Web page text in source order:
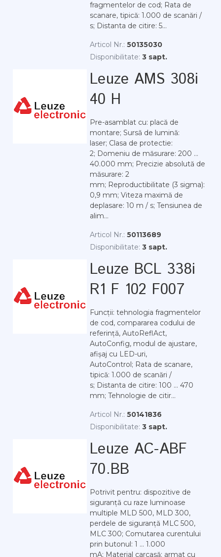
fragmentelor de cod; Rata de
scanare, tipică: 1.000 de scanări /
s; Distanta de citire: 5...
Articol Nr.: 50135030
Disponibilitate: 3 sapt.
Leuze AMS 308i
40 H
Pre-asamblat cu: placă de
montare; Sursă de lumină:
laser; Clasa de protectie:
2; Domeniu de măsurare: 200 ...
40.000 mm; Precizie absolută de
măsurare: 2
mm; Reproductibilitate (3 sigma):
0,9 mm; Viteza maximă de
deplasare: 10 m / s; Tensiunea de
alim...
Articol Nr.: 50113689
Disponibilitate: 3 sapt.
Leuze BCL 338i
R1 F 102 F007
Funcții: tehnologia fragmentelor
de cod, compararea codului de
referință, AutoReflAct,
AutoConfig, modul de ajustare,
afișaj cu LED-uri,
AutoControl; Rata de scanare,
tipică: 1.000 de scanări /
s; Distanta de citire: 100 ... 470
mm; Tehnologie de citir...
Articol Nr.: 50141836
Disponibilitate: 3 sapt.
Leuze AC-ABF
70.BB
Potrivit pentru: dispozitive de
siguranță cu raze luminoase
multiple MLD 500, MLD 300,
perdele de siguranță MLC 500,
MLC 300; Comutarea curentului
prin butonul: 1 ... 1.000
mA; Material carcasă: armat cu